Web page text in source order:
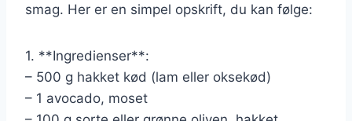
smag. Her er en simpel opskrift, du kan følge:
1. **Ingredienser**:
– 500 g hakket kød (lam eller oksekød)
– 1 avocado, moset